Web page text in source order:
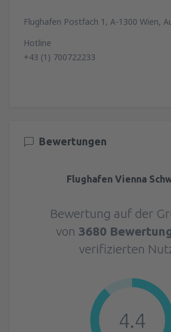
Flughafen Postfach 1, A-1300 Wien,
Hotline
+43 (1) 700722233
Bewertungen
Flughafen Vienna
Bewertung auf der
von 3680
verifizierten
4.4